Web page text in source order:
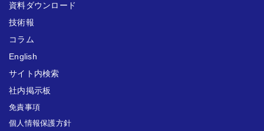
資料ダウンロード
技術報
コラム
English
サイト内検索
社内掲示板
免責事項
個人情報保護方針